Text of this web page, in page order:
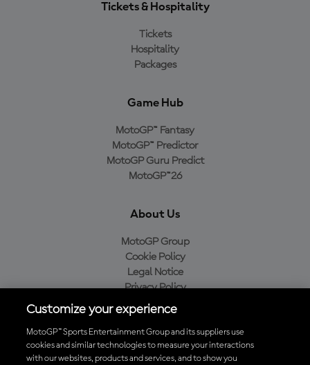
Tickets & Hospitality
Tickets
Hospitality
Packages
Game Hub
MotoGP™ Fantasy
MotoGP™ Predictor
MotoGP Guru Predict
MotoGP™26
About Us
MotoGP Group
Cookie Policy
Legal Notice
Privacy Policy
Purchase Policy
Baixe o aplicativo oficial da MotoGP™
Customize your experience
MotoGP™ Sports Entertainment Group and its suppliers use
cookies and similar technologies to measure your interactions
with our websites, products and services, and to show you